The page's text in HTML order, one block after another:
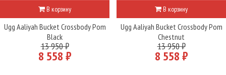
В корзину
Ugg Aaliyah Bucket Crossbody Pom
Black
13 950 ₽
8 558 ₽
В корзину
Ugg Aaliyah Bucket Crossbody Pom
Chestnut
13 950 ₽
8 558 ₽